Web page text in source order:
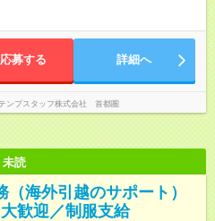
応募する 詳細へ
ンプスタッフ株式会社 首都圏
未読
海外引越のサポート）
歓迎／制服支給